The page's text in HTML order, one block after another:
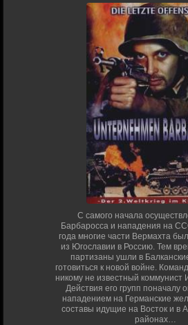
С самого начала
Барбаросса и нападения на
года многие части Вермахта
из Югославии в Россию. Тем
партизаны ушли в
готовиться к новой войне.
никому не известный коммунист
Действия его групп поначалу
нападением на Германские
составы идущие на Восток и в
районах…